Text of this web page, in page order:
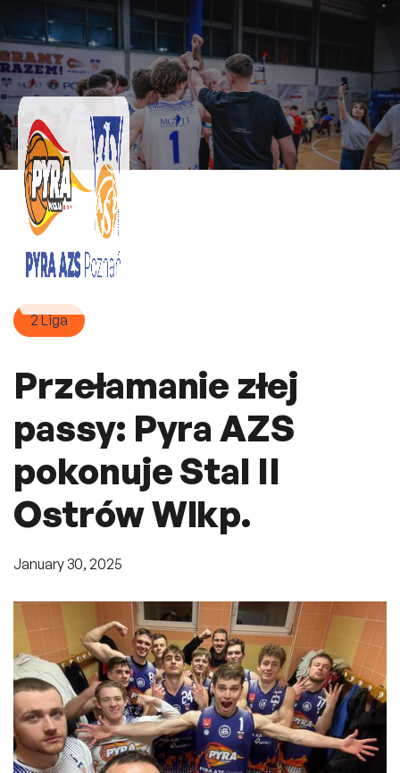
2 Liga
Przełamanie złej
passy: Pyra AZS
pokonuje Stal II
Ostrów Wlkp.
January 30, 2025